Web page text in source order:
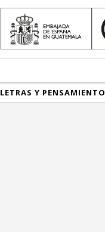
LETRAS Y PENSAMIENTO